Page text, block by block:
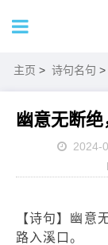
主页 > 诗句名句 >
2024-
【诗句】幽意
路入溪口。